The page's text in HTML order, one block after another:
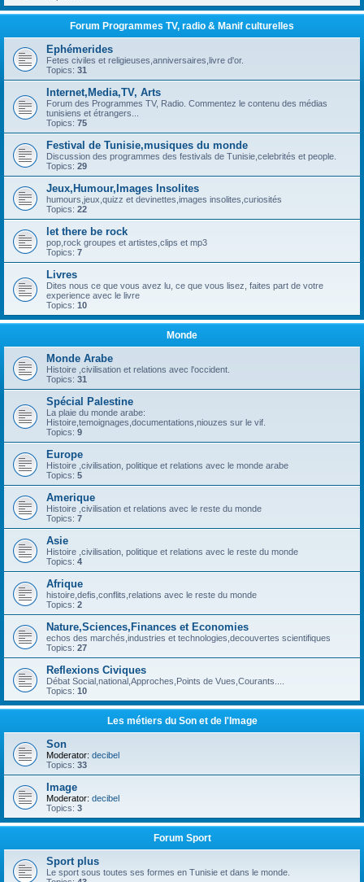
Forum Programmes TV, radio & Manif culturelles
Ephémerides
Fetes civiles et religieuses,anniversaires,livre d'or.
Topics: 31
Internet,Media,TV, Arts
Forum des Programmes TV, Radio. Commentez le contenu des médias
tunisiens et étrangers...
Topics: 75
Festival de Tunisie,musiques du monde
Discussion des programmes des festivals de Tunisie,celebrités et people.
Topics: 29
Jeux,Humour,Images Insolites
humours,jeux,quizz et devinettes,images insolites,curiosités
Topics: 22
let there be rock
pop,rock groupes et artistes,clips et mp3
Topics: 7
Livres
Dites nous ce que vous avez lu, ce que vous lisez, faites part de votre
experience avec le livre
Topics: 10
Monde
Monde Arabe
Histoire ,civilisation et relations avec l'occident.
Topics: 31
Spécial Palestine
La plaie du monde arabe:
Histoire,temoignages,documentations,niouzes sur le vif.
Topics: 9
Europe
Histoire ,civilisation, politique et relations avec le monde arabe
Topics: 5
Amerique
Histoire ,civilisation et relations avec le reste du monde
Topics: 7
Asie
Histoire ,civilisation, politique et relations avec le reste du monde
Topics: 4
Afrique
histoire,defis,conflits,relations avec le reste du monde
Topics: 2
Nature,Sciences,Finances et Economies
echos des marchés,industries et technologies,decouvertes scientifiques
Topics: 27
Reflexions Civiques
Débat Social,national,Approches,Points de Vues,Courants....
Topics: 10
Les métiers du Son et de l'Image
Son
Moderator: decibel
Topics: 33
Image
Moderator: decibel
Topics: 3
Forum Sport
Sport plus
Le sport sous toutes ses formes en Tunisie et dans le monde.